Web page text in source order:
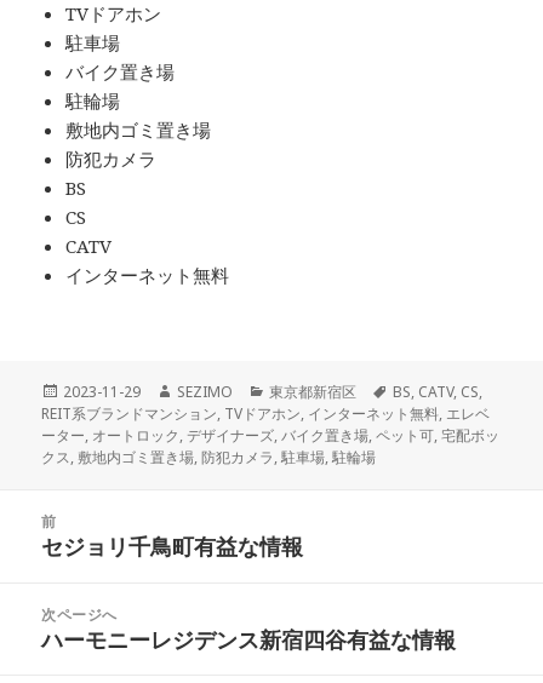
TVドアホン
駐車場
バイク置き場
駐輪場
敷地内ゴミ置き場
防犯カメラ
BS
CS
CATV
インターネット無料
投
稿
日:
2023-11-29
作
成
者
SEZIMO
カ
テ
ゴ
リ
東京都新宿区
タ
グ
BS, CATV, CS,
REIT系ブランドマンション, TVドアホン, インターネット無料, エレベ
ーター, オートロック,デザイナーズ,バイク置き場,ペット可,宅配ボッ
クス, 敷地内ゴミ置き場,防犯カメラ,駐車場,駐輪場
前
前
投
稿:
セジョリ千鳥町有益な情報
次ページへ
次
ハーモニーレジデンス新宿四谷有益な情報